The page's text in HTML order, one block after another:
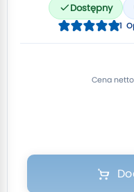
Dostępny
Ocena:
1